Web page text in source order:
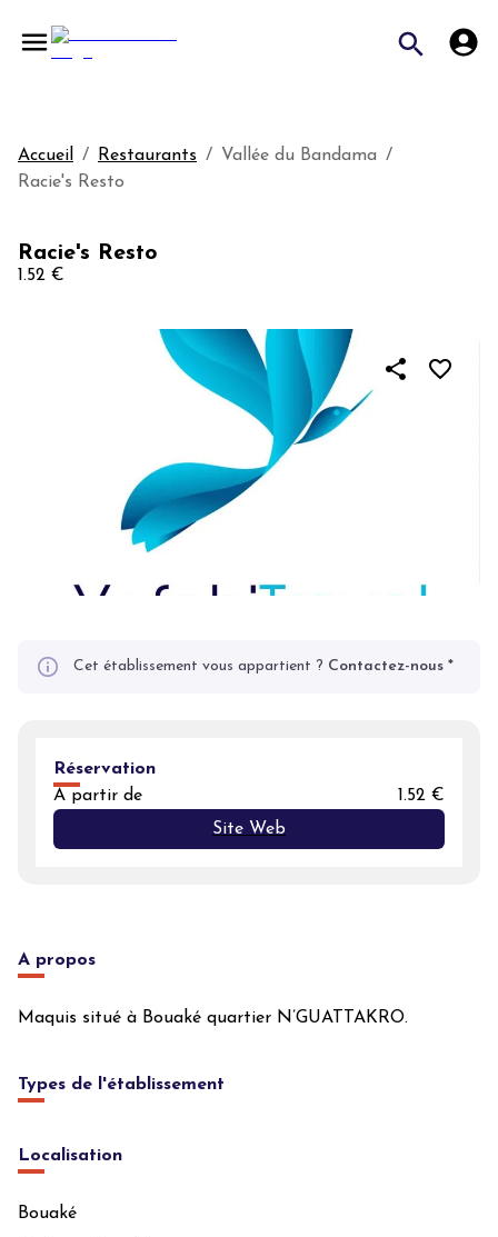
Accueil / Restaurants / Vallée du Bandama /
Racie's Resto
Racie's Resto
1.52 €
Cet établissement vous appartient ? Contactez-nous *
Réservation
A partir de
1.52 €
Site Web
A propos
Maquis situé à Bouaké quartier N’GUATTAKRO.
Types de l'établissement
Localisation
Bouaké